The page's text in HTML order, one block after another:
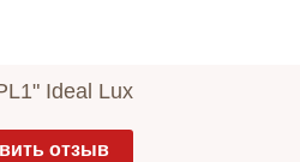
Ideal Lux
отзыв